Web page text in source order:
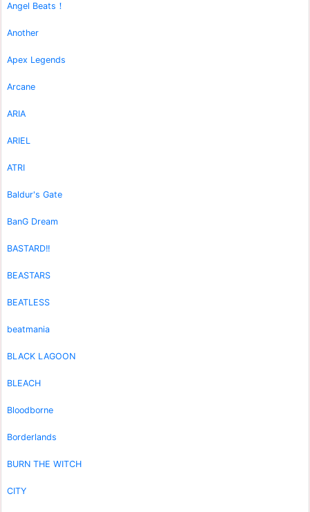
Angel Beats！
Another
Apex Legends
Arcane
ARIA
ARIEL
ATRI
Baldur's Gate
BanG Dream
BASTARD!!
BEASTARS
BEATLESS
beatmania
BLACK LAGOON
BLEACH
Bloodborne
Borderlands
BURN THE WITCH
CITY